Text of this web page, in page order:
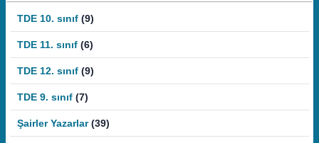
TDE 10. sınıf (9)
TDE 11. sınıf (6)
TDE 12. sınıf (9)
TDE 9. sınıf (7)
Şairler Yazarlar (39)